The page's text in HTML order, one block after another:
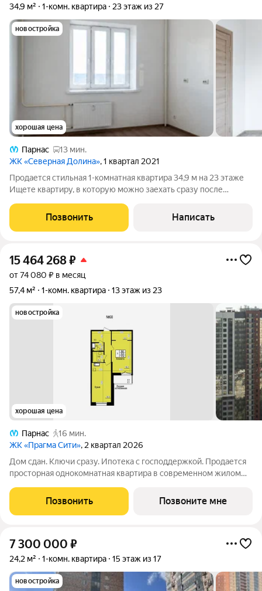
34,9 м² 1-комн. квартира 23 этаж из 27
новостройка
хорошая цена
Парнас
13 мин.
ЖК «Северная Долина», 1 квартал 2021
Продается стильная 1-комнатная квартира 34,9 м на 23 этаже
Ищете квартиру, в которую можно заехать сразу после
комнатная квартира площадью 34,9 м расположена на 23
этаже, откуда открывается
Позвонить Написать
15 464 268₽
от 74 080 ₽ в месяц
57,4 м²
1-комн. квартира 13 этаж из 23
новостройка
хорошая цена
Парнас
16 мин.
ЖК «Прагма Сити», 2 квартал 2026
Дом сдан. Ключи сразу. Ипотека с господдержкой. Продается
просторная однокомнатная квартира в современном жилом
можно заказать у застройщика. Общая площадь квартиры 55.3
Позвонить Позвоните мне
7 300 000 ₽
24,2 м² 1-комн. квартира 15 этаж из 17
новостройка